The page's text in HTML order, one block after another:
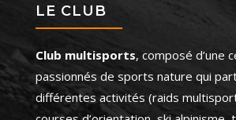
LE CLUB
Club multisports, composé d’une
passionnés de sports nature qui
différentes activités (raids